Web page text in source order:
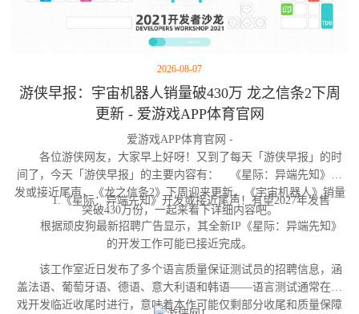
2026-08-07
游侠早报：宇宙机器人销量破430万 龙之信条2下周
更新 - 爱游戏APP体育官网
爱游戏APP体育官网 -
各位游侠网友，大家早上好呀！又到了每天「游侠早报」的时
间了，今天「游侠早报」的主要内容有： 《星际：异端先知》开
发或接近尾声，《龙之信条2》下周迎来更新，《宇宙机器人》销量
突破430万份，一起来看下详细内容吧。
1.《星际：异端先知》开发或接近尾声！有望2027年发售
根据顽皮狗最新招聘广告显示，其全新IP《星际：异端先知》
的开发工作可能已接近完成。
该工作室近日发布了多个语言质量保证测试员的招聘信息，涵
盖法语、葡萄牙语、德语、意大利语和韩语——语言测试通常在游
戏开发临近收尾时进行，意味着本作可能仅剩部分收尾和质量保障